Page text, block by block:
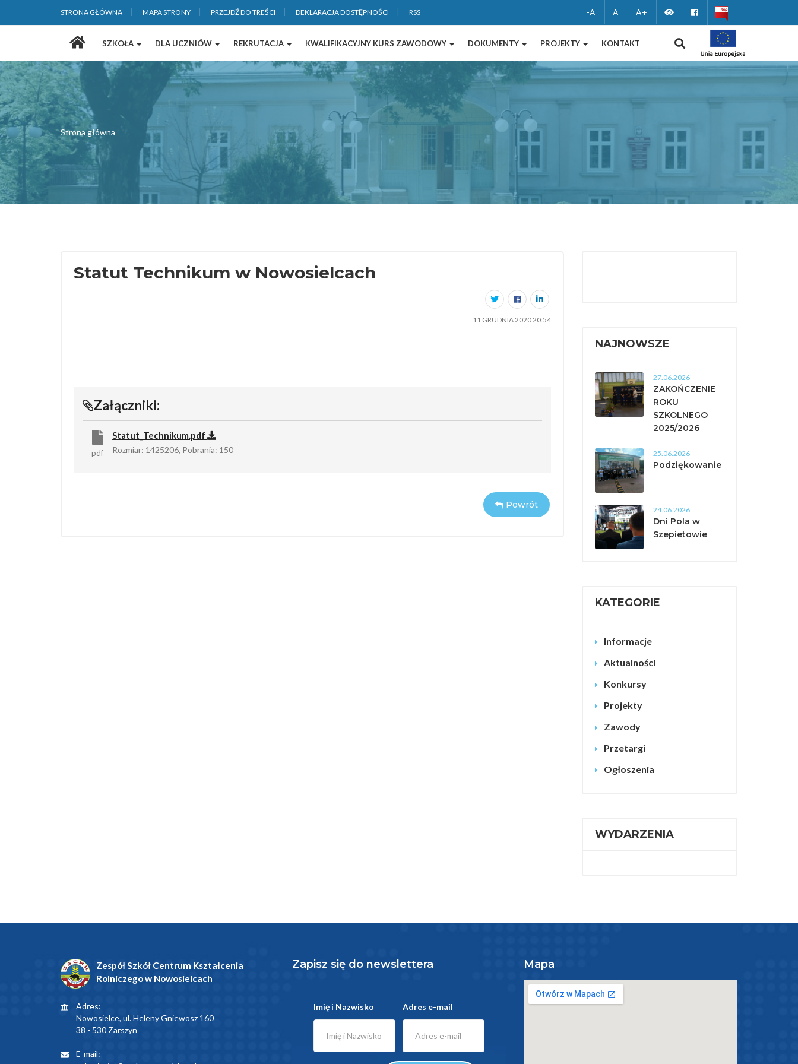
STRONA GŁÓWNA MAPA STRONY PRZEJDŹ DO TREŚCI DEKLARACJA DOSTĘPNOŚCI RSS -A A A+ Zmień
wersję
kontrastową
Facebook
główna
SZKOŁA DLA UCZNIÓW REKRUTACJA KWALIFIKACYJNY KURS ZAWODOWY DOKUMENTY PROJEKTY KONTAKT WYSZUKIWANIE
Strona główna
Statut Technikum w Nowosielcach
11 GRUDNIA 2020 20:54
Załączniki:
pdf
Statut_Technikum.pdf
Rozmiar: 1425206, Pobrania: 150
Powrót
NAJNOWSZE
27.06.2026
ZAKOŃCZENIE
ROKU
SZKOLNEGO
2025/2026
25.06.2026
Podziękowanie
24.06.2026
Dni Pola w
Szepietowie
KATEGORIE
Informacje
Aktualności
Konkursy
Projekty
Zawody
Przetargi
Ogłoszenia
WYDARZENIA
Zespół Szkół Centrum Kształcenia
Rolniczego w Nowosielcach
Adres:
Nowosielce, ul. Heleny Gniewosz 160
38 - 530 Zarszyn
E-mail:
Zapisz się do newslettera
Imię i Nazwisko Adres e-mail
Mapa